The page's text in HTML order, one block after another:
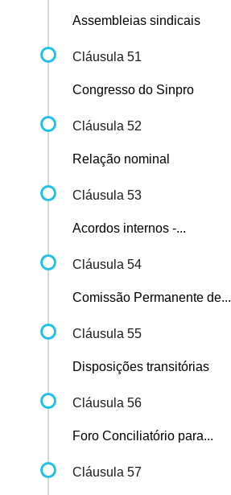
Assembleias sindicais
Cláusula 51
Congresso do Sinpro
Cláusula 52
Relação nominal
Cláusula 53
Acordos internos -...
Cláusula 54
Comissão Permanente de...
Cláusula 55
Disposições transitórias
Cláusula 56
Foro Conciliatório para...
Cláusula 57